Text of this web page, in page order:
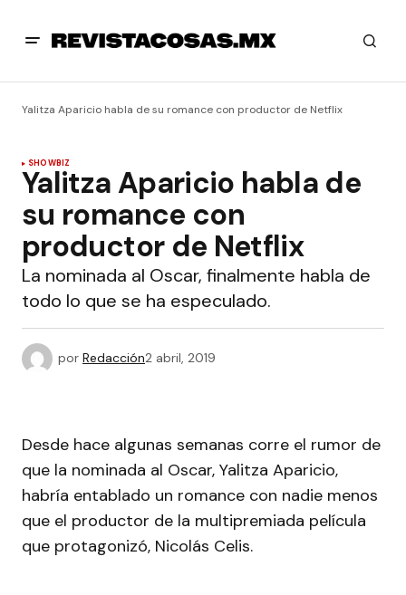
Yalitza Aparicio habla de su romance con productor de Netflix
SHOWBIZ
Yalitza Aparicio habla de
su romance con
productor de Netflix
La nominada al Oscar, finalmente habla de
todo lo que se ha especulado.
por Redacción2 abril, 2019
Desde hace algunas semanas corre el rumor de
que la nominada al Oscar, Yalitza Aparicio,
habría entablado un romance con nadie menos
que el productor de la multipremiada película
que protagonizó, Nicolás Celis.